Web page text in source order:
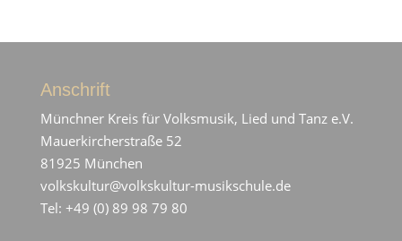
Anschrift
Münchner Kreis für Volksmusik, Lied und Tanz e.V.
Mauerkircherstraße 52
81925 München
volkskultur@volkskultur-musikschule.de
Tel: +49 (0) 89 98 79 80